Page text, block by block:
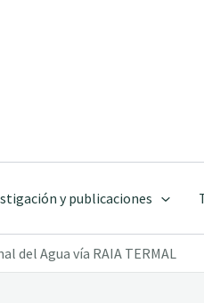
y publicaciones
del Agua vía RAIA TERMAL